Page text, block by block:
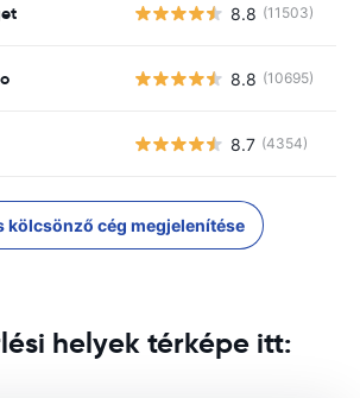
8.8 (11503)
8.8 (10695)
8.7 (4354)
kölcsönző cég megjelenítése
helyek térképe itt: